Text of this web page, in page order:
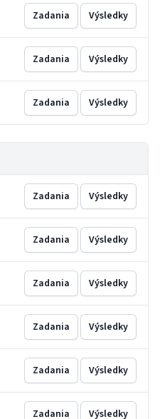
Zadania Výsledky
Zadania Výsledky
Zadania Výsledky
Zadania Výsledky
Zadania Výsledky
Zadania Výsledky
Zadania Výsledky
Zadania Výsledky
Zadania Výsledky